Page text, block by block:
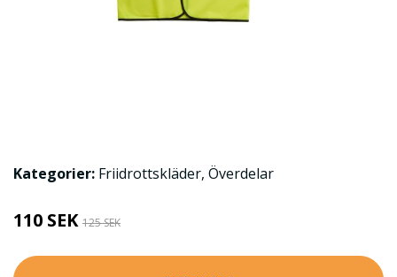
Kategorier: Friidrottskläder, Överdelar
110 SEK 125 SEK